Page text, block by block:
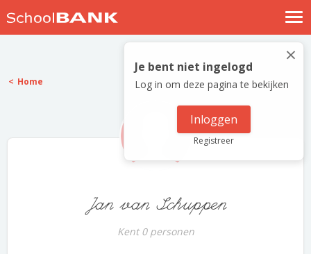
Nostalgische verhalen
Log in
Meld je gratis aan
×
Je bent niet ingelogd
Log in om deze pagina te bekijken
Inloggen
Registreer
Home
Jan van Schuppen
Kent 0 personen